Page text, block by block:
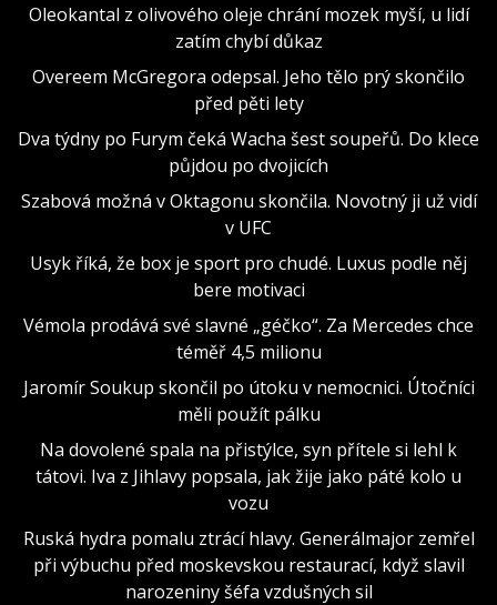
Oleokantal z olivového oleje chrání mozek myší, u lidí
zatím chybí důkaz
Overeem McGregora odepsal. Jeho tělo prý skončilo
před pěti lety
Dva týdny po Furym čeká Wacha šest soupeřů. Do klece
půjdou po dvojicích
Szabová možná v Oktagonu skončila. Novotný ji už vidí
v UFC
Usyk říká, že box je sport pro chudé. Luxus podle něj
bere motivaci
Vémola prodává své slavné „géčko“. Za Mercedes chce
téměř 4,5 milionu
Jaromír Soukup skončil po útoku v nemocnici. Útočníci
měli použít pálku
Na dovolené spala na přistýlce, syn přítele si lehl k
tátovi. Iva z Jihlavy popsala, jak žije jako páté kolo u
vozu
Ruská hydra pomalu ztrácí hlavy. Generálmajor zemřel
při výbuchu před moskevskou restaurací, když slavil
narozeniny šéfa vzdušných sil